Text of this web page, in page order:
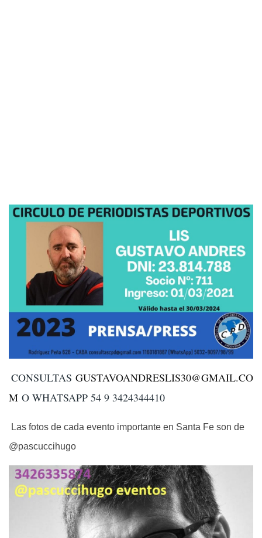
CONSULTAS GUSTAVOANDRESLIS30@GMAIL.CO
M O WHATSAPP 54 9 3424344410
Las fotos de cada evento importante en Santa Fe son de
@pascuccihugo